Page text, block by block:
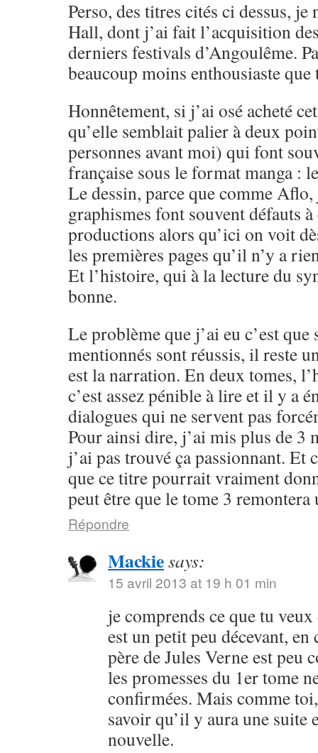
Perso, des titres cités ci dessus,
Hall, dont j’ai fait l’acquisition
derniers festivals d’Angoulême.
beaucoup moins enthousiaste que
Honnêtement, si j’ai osé acheté
qu’elle semblait palier à deux
personnes avant moi) qui font
française sous le format manga :
Le dessin, parce que comme
graphismes font souvent défauts à
productions alors qu’ici on voit
les premières pages qu’il n’y a
Et l’histoire, qui à la lecture du
bonne.
Le problème que j’ai eu c’est
mentionnés sont réussis, il reste
est la narration. En deux tomes,
c’est assez pénible à lire et il y a
dialogues qui ne servent pas
Pour ainsi dire, j’ai mis plus de 3
j’ai pas trouvé ça passionnant. Et
que ce titre pourrait vraiment
peut être que le tome 3
Répondre
Mackiesays:
15 avril 2013 at 19 h 01 min
je comprends ce que tu
est un petit peu décevant,
père de Jules Verne est peu
les promesses du 1er tome
confirmées. Mais comme
savoir qu’il y aura une suite
nouvelle.